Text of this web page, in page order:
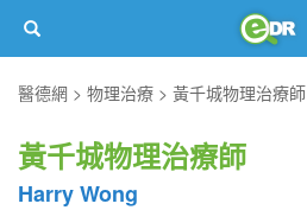
醫德網
物理治療 黃千城物理治療師
黃千城物理治療師
Harry Wong